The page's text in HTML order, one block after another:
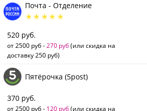
Почта - Отделение
520 руб.
от 2500 руб -270 руб(или скидка на
доставку 250 руб)
Пятёрочка (5post)
370 руб.
от 2500 руб - 120 руб(или скидка на